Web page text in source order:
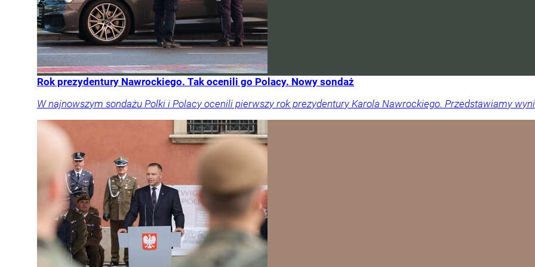
Rok prezydentury Nawrockiego. Tak ocenili go Polacy. Nowy sondaż
W najnowszym sondażu Polki i Polacy ocenili pierwszy rok prezydentury Karola Nawrockiego. Przedstawiamy